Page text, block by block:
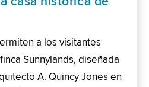
a los visitantes
Sunnylands, diseñada
A. Quincy Jones en